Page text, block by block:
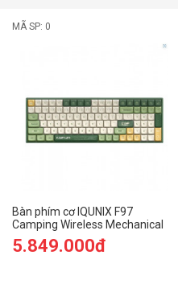
MÃ SP: 0
Bàn phím cơ IQUNIX F97
Camping Wireless Mechanical
Keyboard Silent Red Switch
(RGB)
5.849.000đ